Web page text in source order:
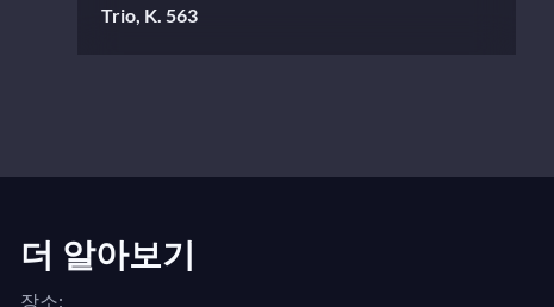
Trio, K. 563
루치아노 베리오, Naturale
더 알아보기
장소: